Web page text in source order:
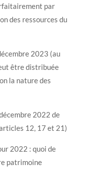
par
des ressources du
2023 (au
être distribuée
la nature des
2022 de
12, 17 et 21)
2022 : quoi de
patrimoine